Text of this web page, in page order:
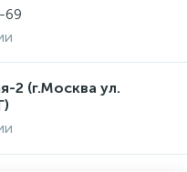
69
2 (г.Москва ул.